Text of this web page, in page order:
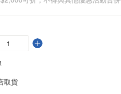
取貨